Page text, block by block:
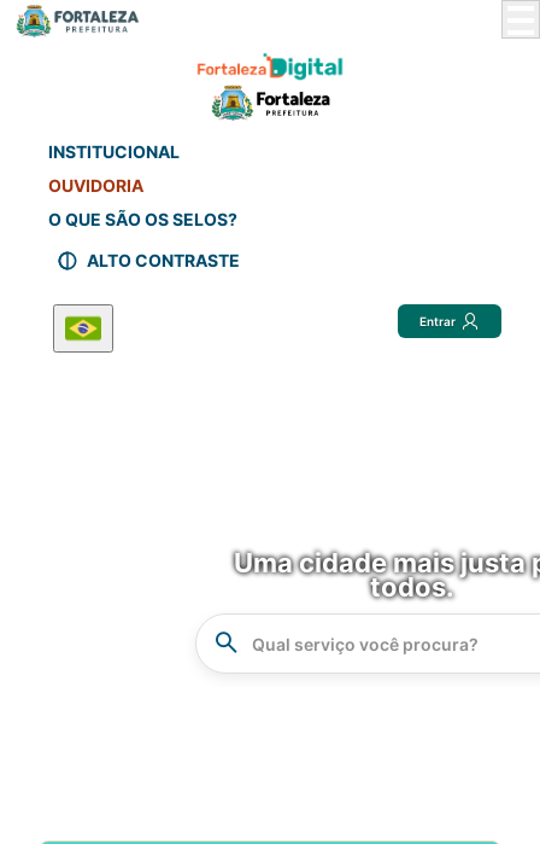
INSTITUCIONAL
OUVIDORIA
O QUE SÃO OS SELOS?
ALTO CONTRASTE
Entrar
Uma cidade mais justa
todos.